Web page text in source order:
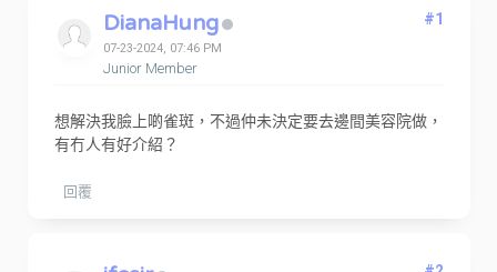
DianaHung
07-23-2024, 07:46 PM
Junior Member
#1
想解決我臉上啲雀斑，不過仲未決定要去邊間美容院做，
有冇人有好介紹？
回覆